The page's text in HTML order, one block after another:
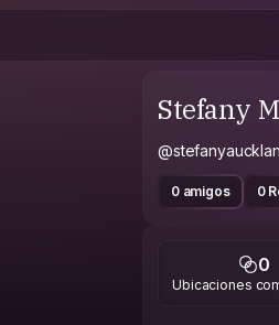
Stefany
0 amigos 0
0
Ubicaciones